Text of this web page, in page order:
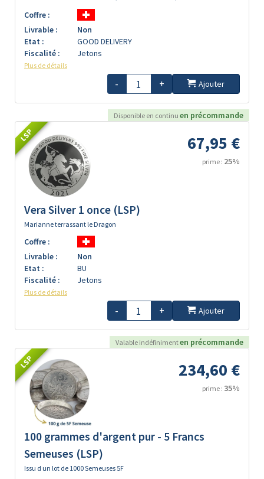
Coffre :
Livrable :
Non
Etat :
GOOD DELIVERY
Fiscalité :
Jetons
Plus de détails
- + Ajouter
Disponible en continu en précommande
LSP 67,95 €
prime : 25%
Vera Silver 1 once (LSP)
Marianne terrassant le Dragon
Coffre :
Livrable :
Non
Etat :
BU
Fiscalité :
Jetons
Plus de détails
- + Ajouter
Valable indéfinimenten précommande
LSP 234,60 €
prime : 35%
100 grammes d'argent pur - 5 Francs
Semeuses (LSP)
Issu d un lot de 1000 Semeuses 5F